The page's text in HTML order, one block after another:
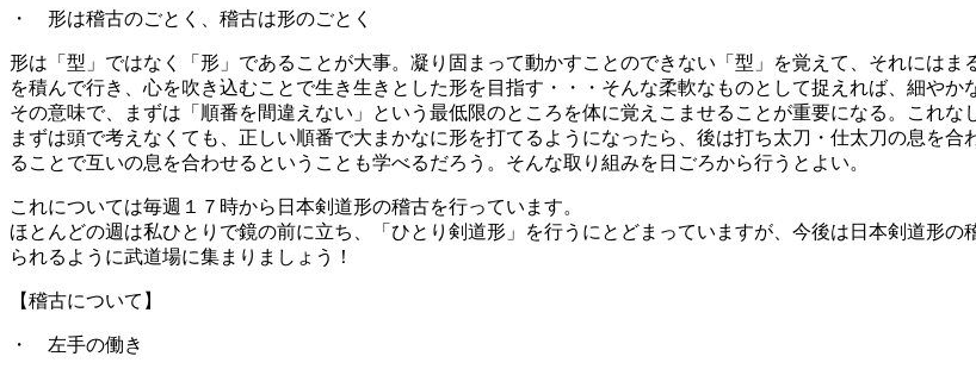
・ 形は稽古のごとく、稽古は形のごとく
形は「型」ではなく「形」であることが大事。凝り固まって動かすことのできない「型」を覚えて、それには
を積んで行き、心を吹き込むことで生き生きとした形を目指す・・・そんな柔軟なものとして捉えれば、細やか
その意味で、まずは「順番を間違えない」という最低限のところを体に覚えこませることが重要になる。これな
まずは頭で考えなくても、正しい順番で大まかなに形を打てるようになったら、後は打ち太刀・仕太刀の息を
ることで互いの息を合わせるということも学べるだろう。そんな取り組みを日ごろから行うとよい。
これについては毎週１７時から日本剣道形の稽古を行っています。
ほとんどの週は私ひとりで鏡の前に立ち、「ひとり剣道形」を行うにとどまっていますが、今後は日本剣道形
られるように武道場に集まりましょう！
【稽古について】
・ 左手の働き